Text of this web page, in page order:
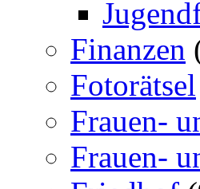
Finanzen
Fotorätsel
Frauen-
Frauen-